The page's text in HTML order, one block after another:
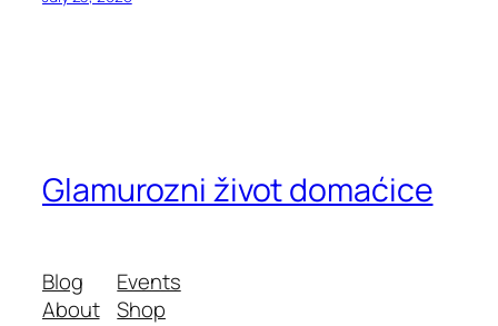
Glamurozni život domaćice
Blog
About
Events
Shop